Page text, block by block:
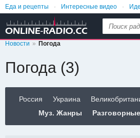
Еда и рецепты Интересные видео
Анекдоты и приколы
Женский сайт
Новости Погода
Погода (3)
Россия Украина
Муз. Жанры
Разговорные